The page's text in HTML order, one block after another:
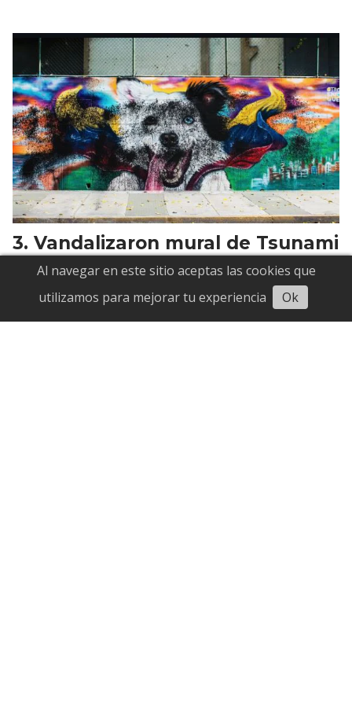
Vandalizaron mural de Tsunami
por segunda vez
Suscríbete
Al navegar en este sitio aceptas las cookies que
utilizamos para mejorar tu experiencia
Ok
Escuchar